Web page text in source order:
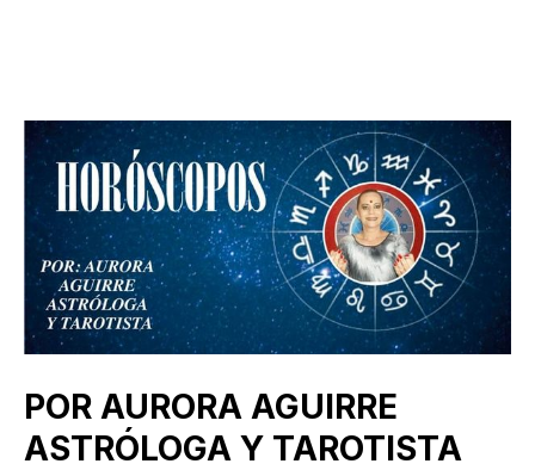
POR AURORA AGUIRRE
ASTRÓLOGA Y TAROTISTA